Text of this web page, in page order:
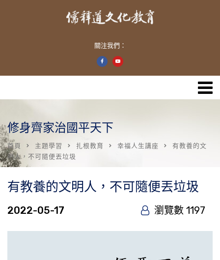
關注我們：
修身齊家治國平天下
首頁 主題學習 扎根教育 幸福人生講座
有教養的文
明人，不可隨便丟垃圾
有教養的文明人，不可隨便丟垃圾
2022-05-17 瀏覽數 1197